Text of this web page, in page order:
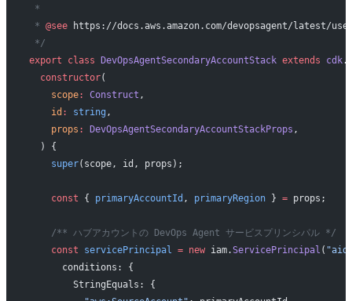
*
* @see https://docs.aws.amazon.com/devopsagent/latest/
*/
export class DevOpsAgentSecondaryAccountStack extends cdk.
  constructor
(
    scope
: Construct ,
    id
: string ,
    props
: DevOpsAgentSecondaryAccountStackProps ,
  ) {
    super
(scope, id, props);
    const
{ primaryAccountId , primaryRegion } = props;
    /** ハブアカウントの DevOps Agent サービスプリンシパル */
    const
servicePrincipal = new iam.ServicePrincipal (
      conditions: {
        StringEquals: {